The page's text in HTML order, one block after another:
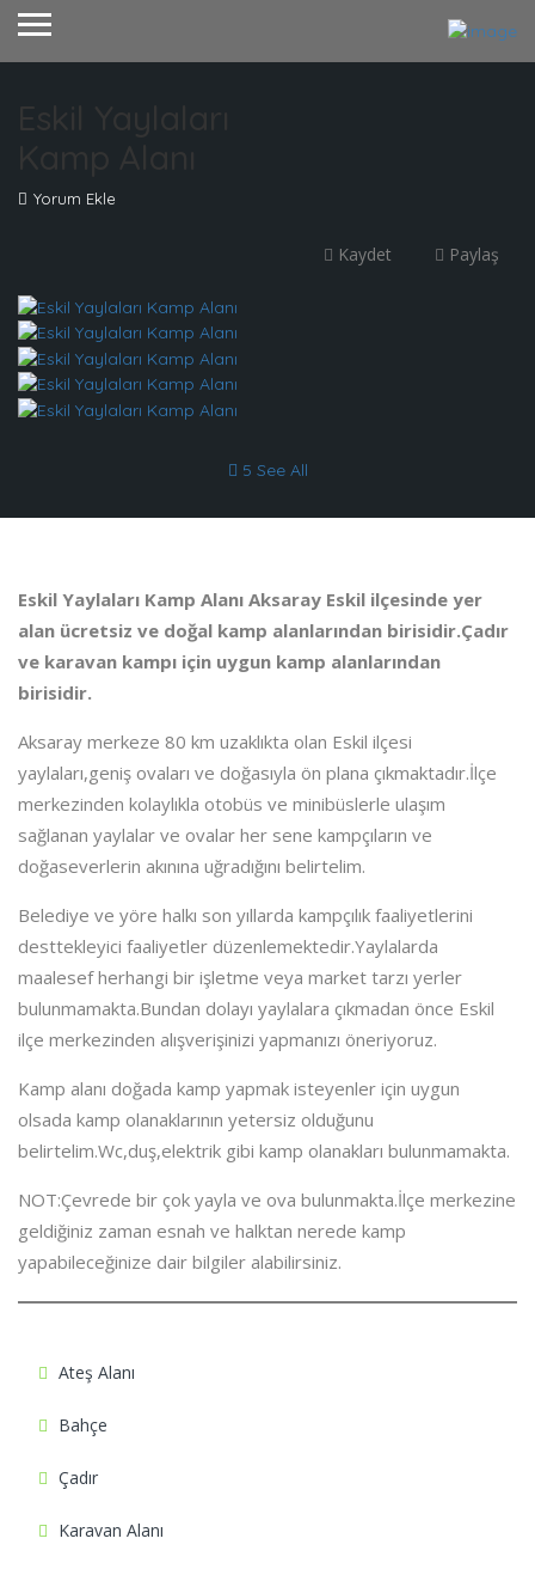
Yorum Ekle
Paylaş
Kaydet
5 See All
Eskil Yaylaları Kamp Alanı Aksaray Eskil ilçesinde yer
alan ücretsiz ve doğal kamp alanlarından birisidir.Çadır
ve karavan kampı için uygun kamp alanlarından
birisidir.
Aksaray merkeze 80 km uzaklıkta olan Eskil ilçesi
yaylaları,geniş ovaları ve doğasıyla ön plana çıkmaktadır.İlçe
merkezinden kolaylıkla otobüs ve minibüslerle ulaşım
sağlanan yaylalar ve ovalar her sene kampçıların ve
doğaseverlerin akınına uğradığını belirtelim.
Belediye ve yöre halkı son yıllarda kampçılık faaliyetlerini
desttekleyici faaliyetler düzenlemektedir.Yaylalarda
maalesef herhangi bir işletme veya market tarzı yerler
bulunmamakta.Bundan dolayı yaylalara çıkmadan önce Eskil
ilçe merkezinden alışverişinizi yapmanızı öneriyoruz.
Kamp alanı doğada kamp yapmak isteyenler için uygun
olsada kamp olanaklarının yetersiz olduğunu
belirtelim.Wc,duş,elektrik gibi kamp olanakları bulunmamakta.
NOT:Çevrede bir çok yayla ve ova bulunmakta.İlçe merkezine
geldiğiniz zaman esnah ve halktan nerede kamp
yapabileceğinize dair bilgiler alabilirsiniz.
Ateş Alanı
Bahçe
Çadır
Karavan Alanı